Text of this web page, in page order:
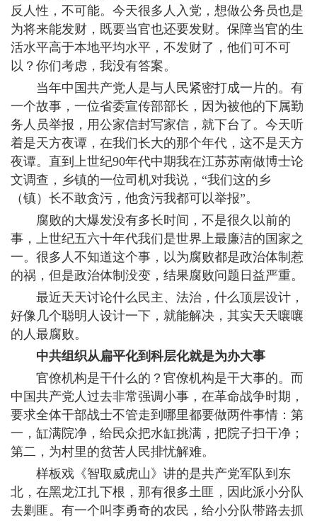
反人性，不可能。今天很多人入党，想做公务员也是
为将来能发财，既要当官也还要发财。保障当官的生
活水平高于本地平均水平，不发财了，他们可不可
以？你们考虑，我没有答案。
当年中国共产党人是与人民紧密打成一片的。有
一个故事，一位省委宣传部部长，因为被他的下属勤
务人员举报，用公家信封写家信，就下台了。今天听
着是天方夜谭，在我们长大的那个年代，这不是天方
夜谭。直到上世纪90年代中期我在江苏苏南做博士论
文调查，乡镇的一位司机对我说，“我们这的乡
（镇）长不敢贪污，他贪污我都可以举报”。
腐败的大爆发没有多长时间，不是很久以前的
事，上世纪五六十年代我们是世界上最廉洁的国家之
一。很多人不知道这个事，以为腐败都是政治体制惹
的祸，但是政治体制没变，结果腐败问题日益严重。
最近天天讨论什么民主、法治，什么顶层设计，
好像几个聪明人设计一下，就能解决，其实天天嚷嚷
的人最腐败。
中共组织从扁平化到科层化就是为办大事
官僚机构是干什么的？官僚机构是干大事的。而
中国共产党人过去非常强调小事，在革命战争时期，
要求全体干部战士不管走到哪里都要做两件事情：第
一，缸满院净，给民众把水缸挑满，把院子扫干净；
第二，为村里的贫苦人民排忧解难。
样板戏《智取威虎山》讲的是共产党军队到东
北，在黑龙江扎下根，那有很多土匪，因此派小分队
去剿匪。有一个叫李勇奇的农民，给小分队带路去抓